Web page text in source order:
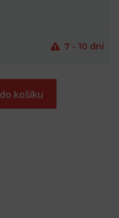
7 - 10 dní
košíku